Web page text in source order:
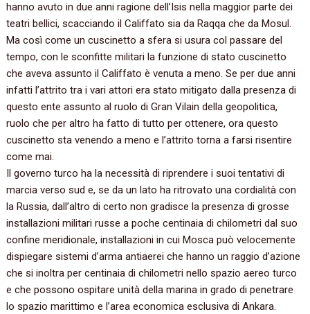
hanno avuto in due anni ragione dell’Isis nella maggior parte dei
teatri bellici, scacciando il Califfato sia da Raqqa che da Mosul.
Ma così come un cuscinetto a sfera si usura col passare del
tempo, con le sconfitte militari la funzione di stato cuscinetto
che aveva assunto il Califfato è venuta a meno. Se per due anni
infatti l’attrito tra i vari attori era stato mitigato dalla presenza di
questo ente assunto al ruolo di Gran Vilain della geopolitica,
ruolo che per altro ha fatto di tutto per ottenere, ora questo
cuscinetto sta venendo a meno e l’attrito torna a farsi risentire
come mai.
Il governo turco ha la necessità di riprendere i suoi tentativi di
marcia verso sud e, se da un lato ha ritrovato una cordialità con
la Russia, dall’altro di certo non gradisce la presenza di grosse
installazioni militari russe a poche centinaia di chilometri dal suo
confine meridionale, installazioni in cui Mosca può velocemente
dispiegare sistemi d’arma antiaerei che hanno un raggio d’azione
che si inoltra per centinaia di chilometri nello spazio aereo turco
e che possono ospitare unità della marina in grado di penetrare
lo spazio marittimo e l’area economica esclusiva di Ankara.